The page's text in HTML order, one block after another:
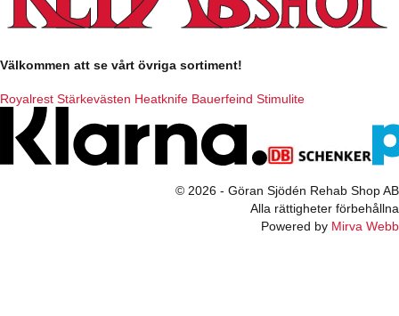
Välkommen att se vårt övriga sortiment!
Royalrest Stärkevästen Heatknife Bauerfeind Stimulite
© 2026 - Göran Sjödén Rehab Shop AB
Alla rättigheter förbehållna
Powered by Mirva Webb